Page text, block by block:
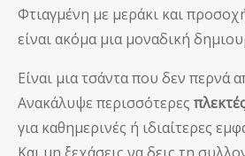
Φτιαγμένη με μεράκι και
είναι ακόμα μια μοναδική
Είναι μια τσάντα που δεν περνά
Ανακάλυψε περισσότερες
για καθημερινές ή ιδιαίτερες